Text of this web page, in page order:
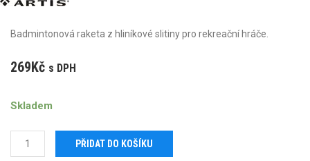
Badmintonová raketa z hliníkové slitiny pro rekreační hráče.
269Kč s DPH
Skladem
Badminton
raketa
PŘIDAT DO KOŠÍKU